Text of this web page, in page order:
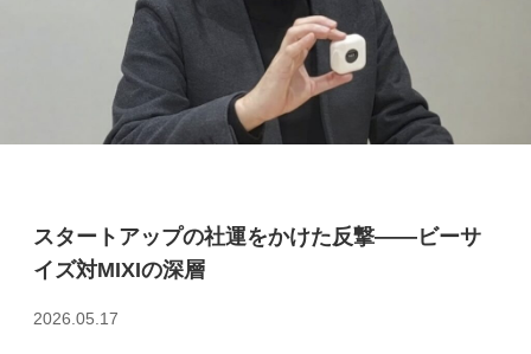
スタートアップの社運をかけた反撃――ビーサ
イズ対MIXIの深層
2026.05.17